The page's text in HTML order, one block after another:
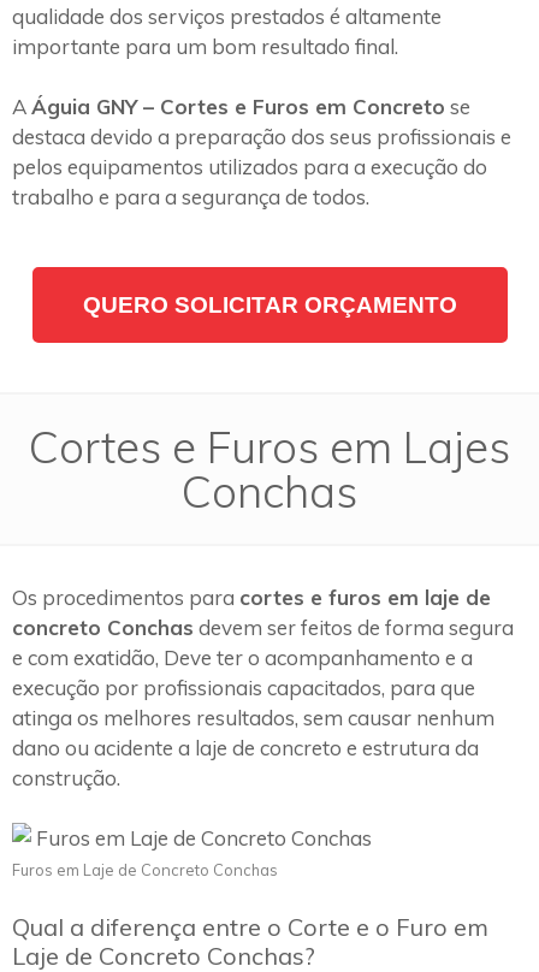
qualidade dos serviços prestados é altamente
importante para um bom resultado final.
AÁguia GNY – Cortes e Furos em Concreto se
destaca devido a preparação dos seus profissionais e
pelos equipamentos utilizados para a execução do
trabalho e para a segurança de todos.
QUERO SOLICITAR ORÇAMENTO
Cortes e Furos em Lajes
Conchas
Os procedimentos para cortes e furos em laje de
concreto Conchas devem ser feitos de forma segura
e com exatidão, Deve ter o acompanhamento e a
execução por profissionais capacitados, para que
atinga os melhores resultados, sem causar nenhum
dano ou acidente a laje de concreto e estrutura da
construção.
Furos em Laje de Concreto Conchas
Qual a diferença entre o Corte e o Furo em
Laje de Concreto Conchas?